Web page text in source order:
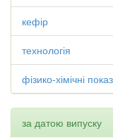
кефір
технологія
фізико-хімічні
за датою випуску